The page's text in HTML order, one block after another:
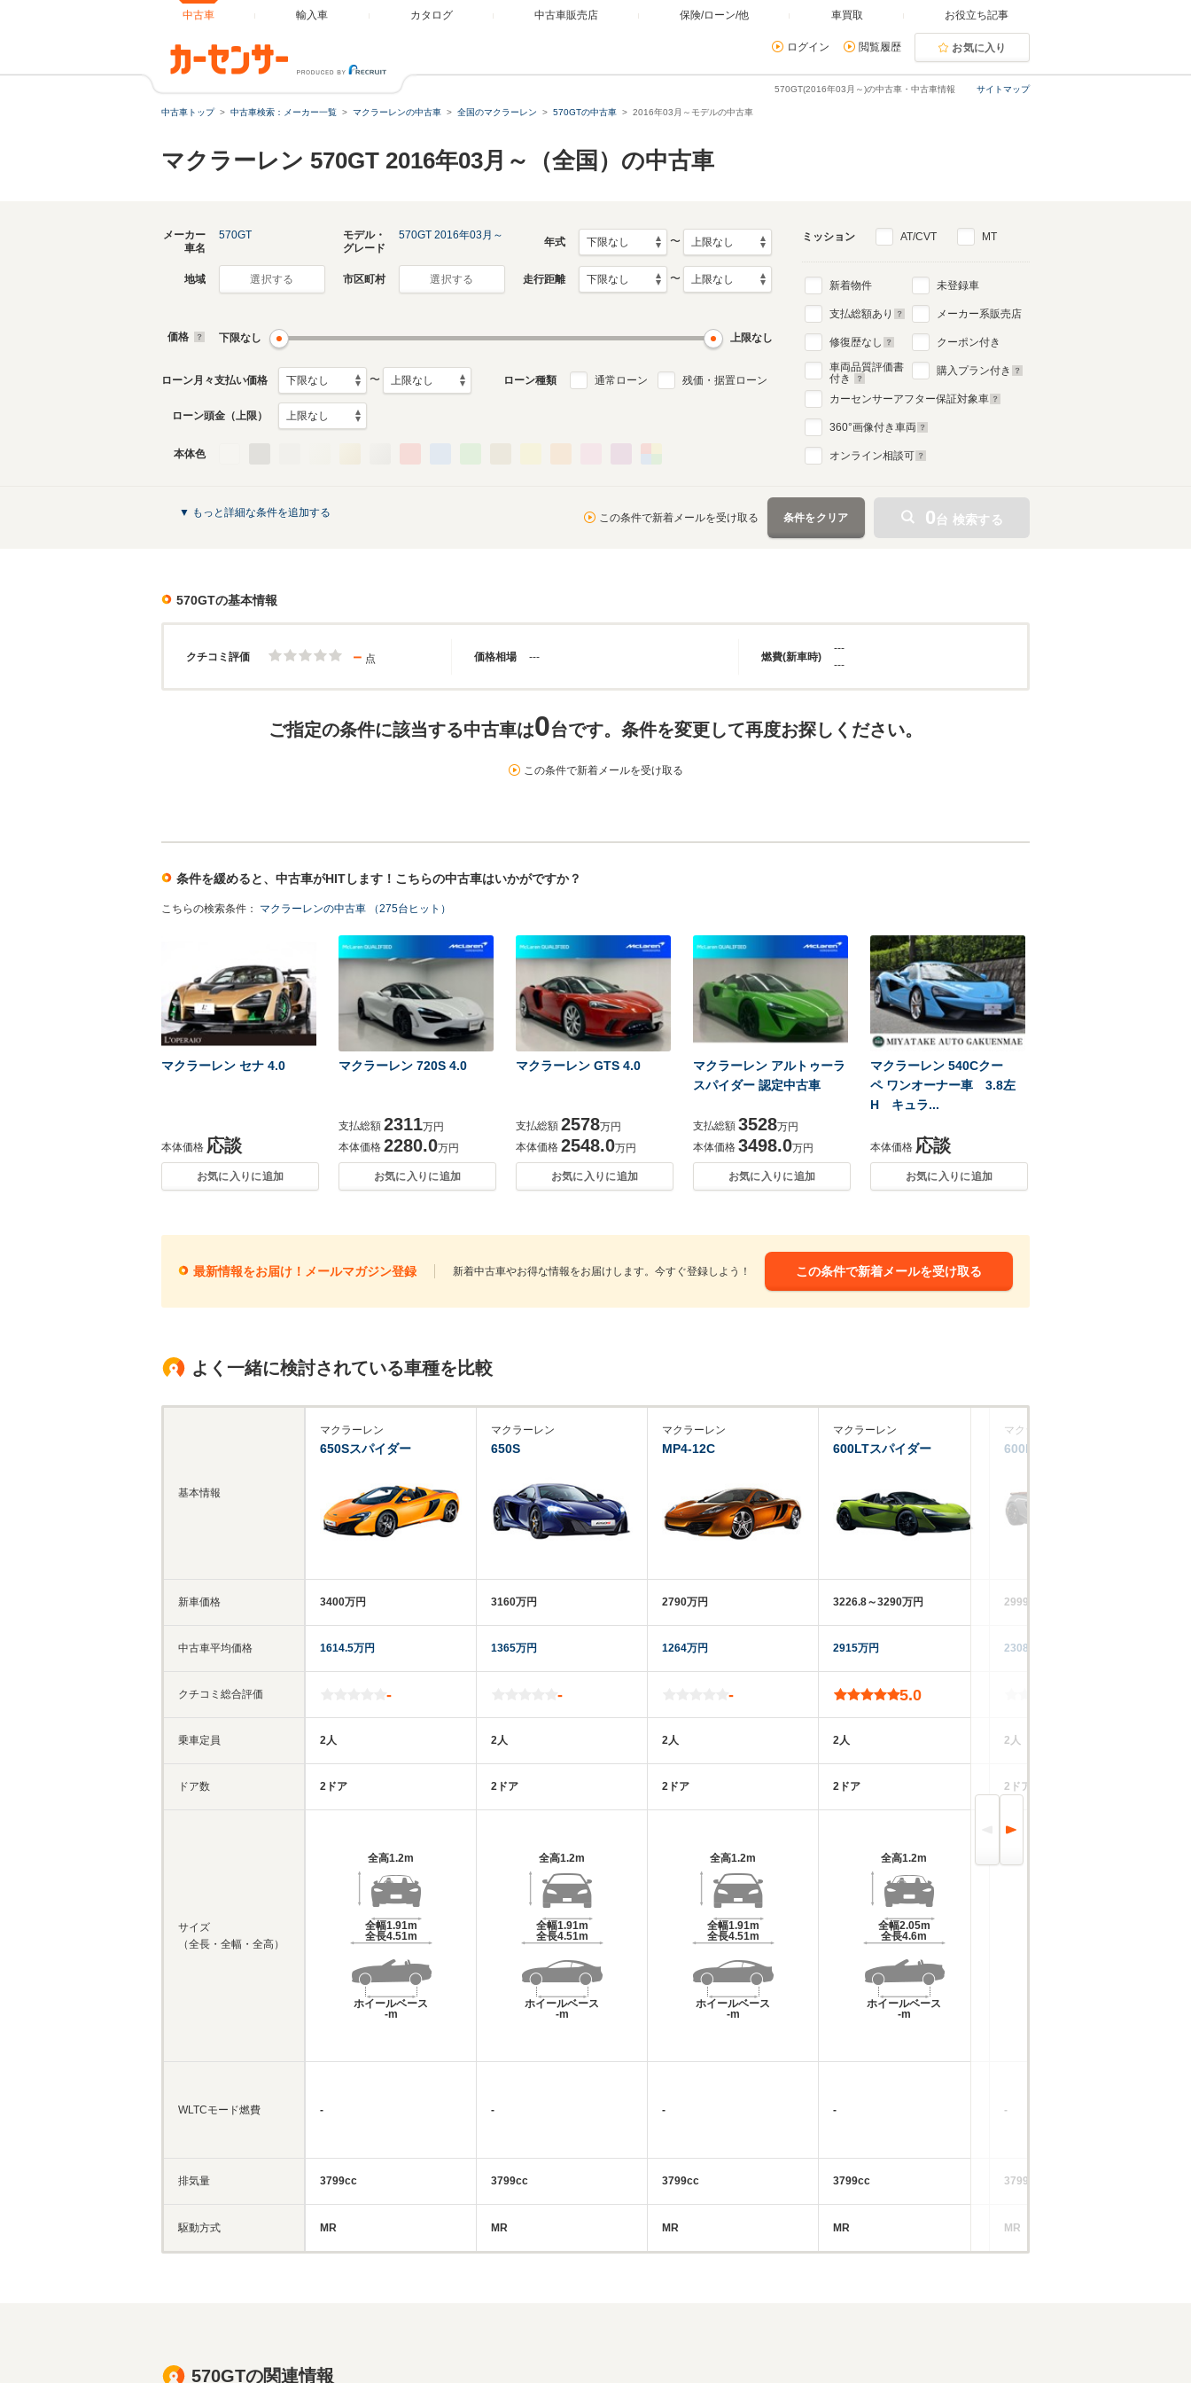
中古車 輸入車 カタログ 中古車販売店 保険/ローン/他 車買取 お役立ち記事
ログイン 閲覧履歴 お気に入り
サイトマップ
570GT(2016年03月～)の中古車・中古車情報
中古車トップ 中古車検索：メーカー一覧 マクラーレンの中古車 全国のマクラーレン 570GTの中古車 2016年03月～モデルの中古車
マクラーレン 570GT 2016年03月～（全国）の中古車
メーカー
車名
570GT
モデル・
グレード
570GT 2016年03月～
年式 〜
地域 選択する 市区町村 選択する 走行距離 〜
価格 下限なし 上限なし
ローン月々支払い価格 〜 ローン種類 通常ローン 残価・据置ローン
ローン頭金（上限）
本体色
ミッション AT/CVT MT
新着物件
支払総額あり
修復歴なし
車両品質評価書
付き
未登録車
メーカー系販売店
クーポン付き
購入プラン付き
カーセンサーアフター保証対象車
360°画像付き車両
オンライン相談可
▼ もっと詳細な条件を追加する この条件で新着メールを受け取る 条件をクリア 0台 検索する
570GTの基本情報
クチコミ評価 価格相場 燃費(新車時)
－ 点 ---
---
---
ご指定の条件に該当する中古車は0台です。条件を変更して再度お探しください。
この条件で新着メールを受け取る
条件を緩めると、中古車がHITします！こちらの中古車はいかがですか？
こちらの検索条件： マクラーレンの中古車 （275台ヒット）
マクラーレン セナ 4.0
本体価格 応談
お気に入りに追加
マクラーレン 720S 4.0
支払総額 2311万円
本体価格 2280.0万円
お気に入りに追加
マクラーレン GTS 4.0
支払総額 2578万円
本体価格 2548.0万円
お気に入りに追加
マクラーレン アルトゥーラ
スパイダー 認定中古車
支払総額 3528万円
本体価格 3498.0万円
お気に入りに追加
マクラーレン 540Cクー
ペ ワンオーナー車 3.8左
H キュラ...
本体価格 応談
お気に入りに追加
最新情報をお届け！メールマガジン登録 新着中古車やお得な情報をお届けします。今すぐ登録しよう！ この条件で新着メールを受け取る
よく一緒に検討されている車種を比較
基本情報
新車価格
中古車平均価格
クチコミ総合評価
乗車定員
ドア数
サイズ
（全長・全幅・全高）
WLTCモード燃費
排気量
駆動方式
マクラーレン
650Sスパイダー
3400万円
1614.5万円
-
2人
2ドア
全高1.2m
全幅1.91m
全長4.51m
ホイールベース
-m
-
3799cc
MR
マクラーレン
650S
3160万円
1365万円
-
2人
2ドア
全高1.2m
全幅1.91m
全長4.51m
ホイールベース
-m
-
3799cc
MR
マクラーレン
MP4-12C
2790万円
1264万円
-
2人
2ドア
全高1.2m
全幅1.91m
全長4.51m
ホイールベース
-m
-
3799cc
MR
マクラーレン
600LTスパイダー
3226.8～3290万円
2915万円
5.0
2人
2ドア
全高1.2m
全幅2.05m
全長4.6m
ホイールベース
-m
-
3799cc
MR
マクラーレン
600LT
2999.9～3060万円
2308万円
2人
2ドア
-
3799cc
MR
570GTの関連情報